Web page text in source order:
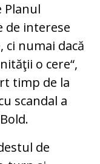
Planul
de interese
ci numai dacă
o cere“,
timp de la
scandal a
de